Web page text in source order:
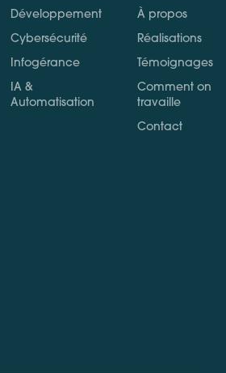
Développement
Cybersécurité
Infogérance
IA &
Automatisation
À propos
Réalisations
Témoignages
Comment on
travaille
Contact